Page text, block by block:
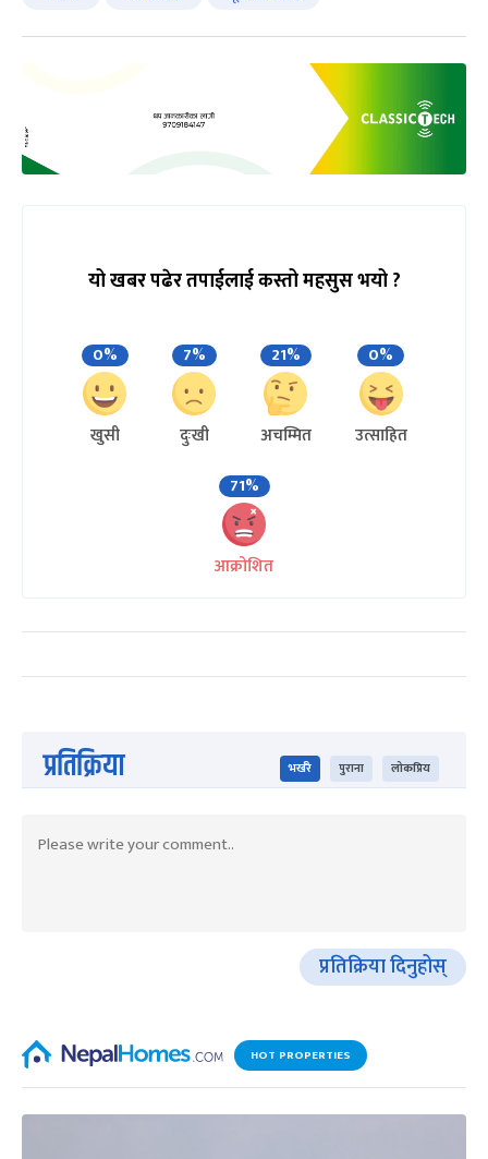
यो खबर पढेर तपाईलाई कस्तो महसुस भयो ?
0%
खुसी
7%
दुःखी
21%
अचम्मित
0%
उत्साहित
71%
आक्रोशित
प्रतिक्रिया भर्खरै पुराना लोकप्रिय
प्रतिक्रिया दिनुहोस्
HOT PROPERTIES